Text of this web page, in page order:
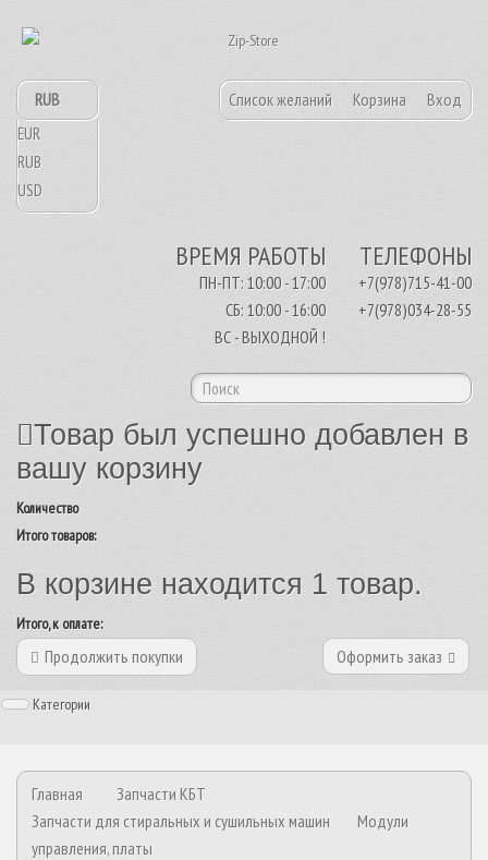
Список желаний Корзина Вход
RUB
EUR
RUB
USD
ТЕЛЕФОНЫ
+7(978)715-41-00
+7(978)034-28-55
ВРЕМЯ РАБОТЫ
ПН-ПТ: 10:00 - 17:00
СБ: 10:00 - 16:00
ВС - ВЫХОДНОЙ !
Товар был успешно добавлен в
вашу корзину
Количество
Итого товаров:
В корзине находится 1 товар.
Итого, к оплате:
Продолжить покупки Оформить заказ
Категории
Главная
Запчасти КБТ
Запчасти для стиральных и сушильных машин
Модули
управления, платы